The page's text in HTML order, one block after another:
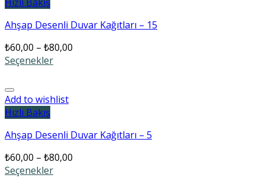
Ahşap Desenli Duvar Kağıtları – 15
₺60,00 – ₺80,00
Seçenekler
Add to wishlist
Hızlı Bakış
Ahşap Desenli Duvar Kağıtları – 5
₺60,00 – ₺80,00
Seçenekler